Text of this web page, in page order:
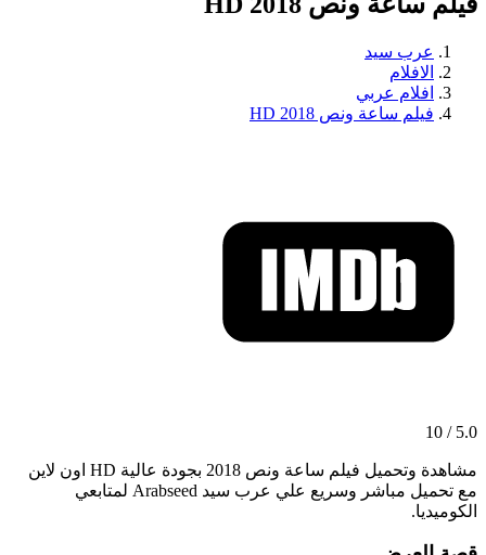
عرب سيد
الافلام
افلام عربي
فيلم ساعة ونص 2018 HD
5.0 / 10
مشاهدة وتحميل فيلم ساعة ونص 2018 بجودة عالية HD اون لاين
مع تحميل مباشر وسريع علي عرب سيد Arabseed لمتابعي
الكوميديا.